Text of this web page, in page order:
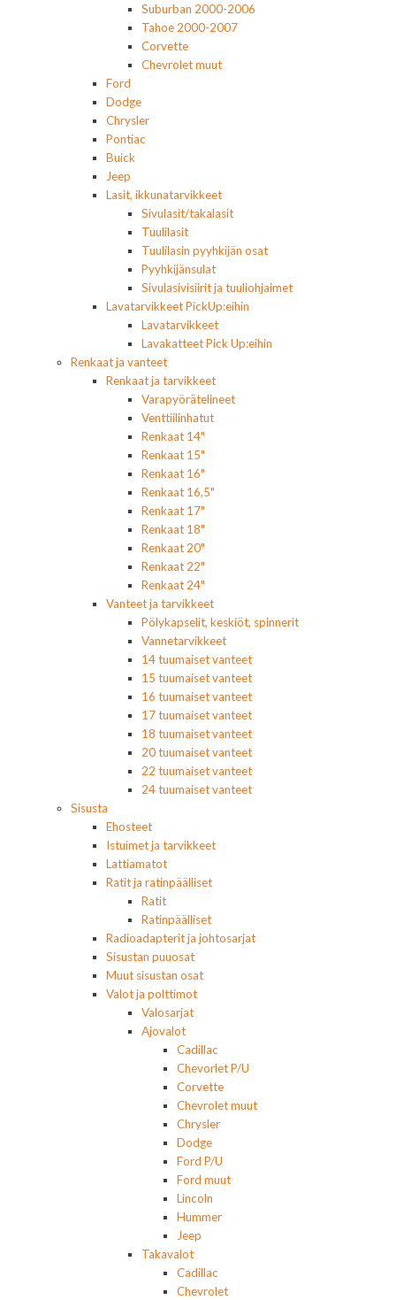
Suburban 2000-2006
Tahoe 2000-2007
Corvette
Chevrolet muut
Ford
Dodge
Chrysler
Pontiac
Buick
Jeep
Lasit, ikkunatarvikkeet
Sivulasit/takalasit
Tuulilasit
Tuulilasin pyyhkijän osat
Pyyhkijänsulat
Sivulasivisiirit ja tuuliohjaimet
Lavatarvikkeet PickUp:eihin
Lavatarvikkeet
Lavakatteet Pick Up:eihin
Renkaat ja vanteet
Renkaat ja tarvikkeet
Varapyörätelineet
Venttiilinhatut
Renkaat 14"
Renkaat 15"
Renkaat 16"
Renkaat 16,5"
Renkaat 17"
Renkaat 18"
Renkaat 20"
Renkaat 22"
Renkaat 24"
Vanteet ja tarvikkeet
Pölykapselit, keskiöt, spinnerit
Vannetarvikkeet
14 tuumaiset vanteet
15 tuumaiset vanteet
16 tuumaiset vanteet
17 tuumaiset vanteet
18 tuumaiset vanteet
20 tuumaiset vanteet
22 tuumaiset vanteet
24 tuumaiset vanteet
Sisusta
Ehosteet
Istuimet ja tarvikkeet
Lattiamatot
Ratit ja ratinpäälliset
Ratit
Ratinpäälliset
Radioadapterit ja johtosarjat
Sisustan puuosat
Muut sisustan osat
Valot ja polttimot
Valosarjat
Ajovalot
Cadillac
Chevorlet P/U
Corvette
Chevrolet muut
Chrysler
Dodge
Ford P/U
Ford muut
Lincoln
Hummer
Jeep
Takavalot
Cadillac
Chevrolet